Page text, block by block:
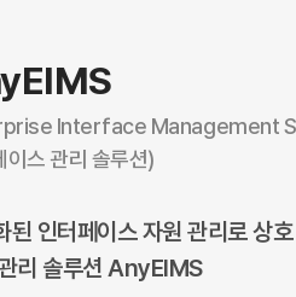
Interface Management
이스 관리 솔루션)
된 인터페이스 자원 관리로 상
리 솔루션 AnyEIMS